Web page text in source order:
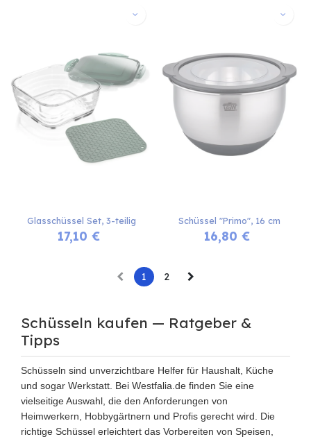
Glasschüssel Set, 3-teilig
17,10 €
Schüssel "Primo", 16 cm
16,80 €
1 2
Schüsseln kaufen — Ratgeber &
Tipps
Schüsseln sind unverzichtbare Helfer für Haushalt, Küche
und sogar Werkstatt. Bei Westfalia.de finden Sie eine
vielseitige Auswahl, die den Anforderungen von
Heimwerkern, Hobbygärtnern und Profis gerecht wird. Die
richtige Schüssel erleichtert das Vorbereiten von Speisen,